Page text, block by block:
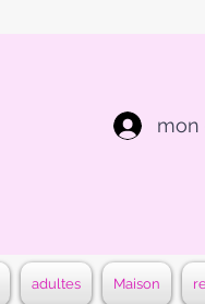
mon
adultes Maison